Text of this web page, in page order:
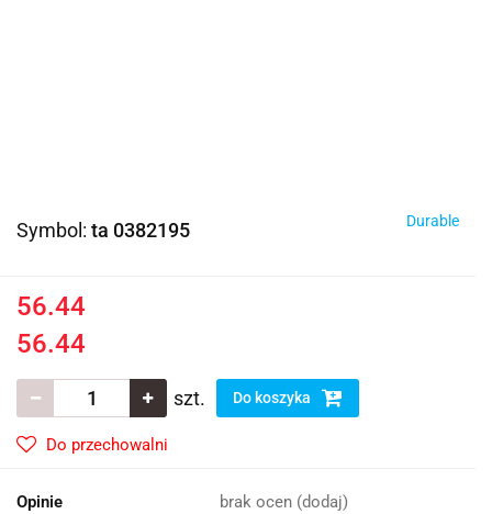
Symbol: ta 0382195 Durable
56.44
56.44
szt. Do koszyka
Do przechowalni
Opinie brak ocen (dodaj)